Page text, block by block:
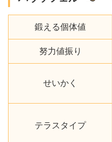
鍛える個体値
努力値振り
せいかく
テラスタイプ